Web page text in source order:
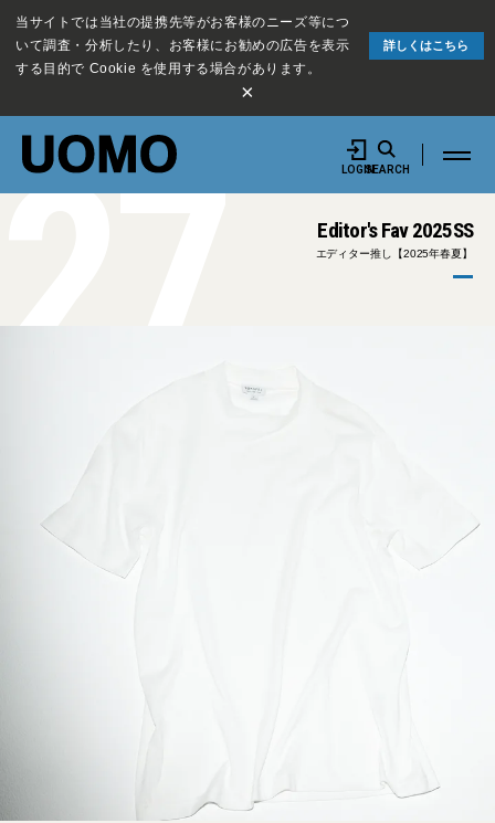
当サイトでは当社の提携先等がお客様のニーズ等につ
いて調査・分析したり、お客様にお勧めの広告を表示
する目的で Cookie を使用する場合があります。
詳しくはこちら
×
LOGINSEARCH
Editor's Fav 2025SS
エディター推し【2025年春夏】
27